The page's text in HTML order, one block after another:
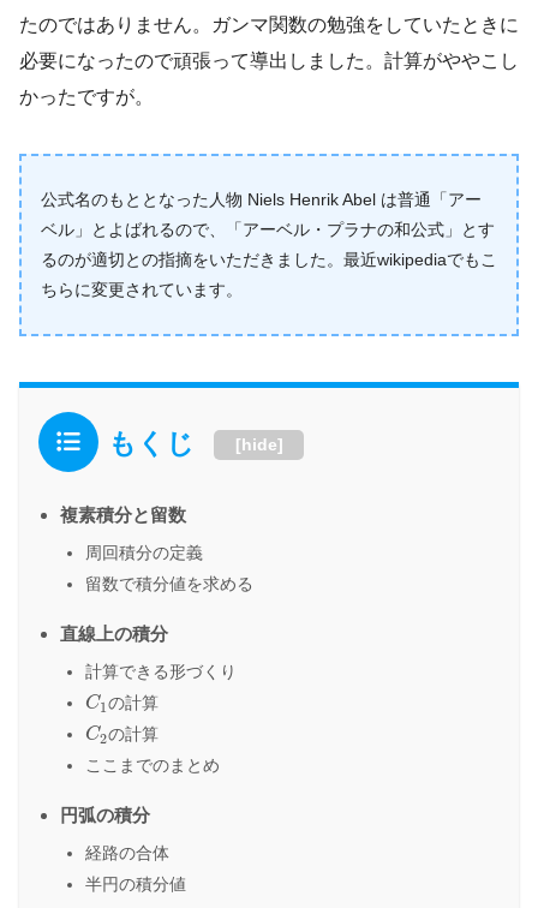
たのではありません。ガンマ関数の勉強をしていたときに
必要になったので頑張って導出しました。計算がややこし
かったですが。
公式名のもととなった人物 Niels Henrik Abel は普通「アー
ベル」とよばれるので、「アーベル・プラナの和公式」とす
るのが適切との指摘をいただきました。最近wikipediaでもこ
ちらに変更されています。
もくじ [hide]
複素積分と留数
周回積分の定義
留数で積分値を求める
直線上の積分
計算できる形づくり
C1
C1の計算
C2
C2の計算
ここまでのまとめ
円弧の積分
経路の合体
半円の積分値